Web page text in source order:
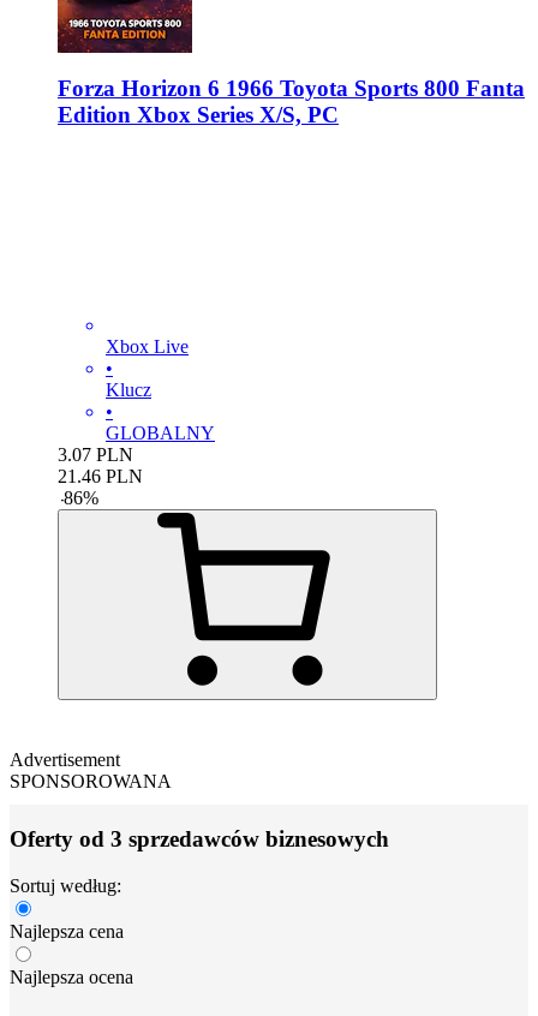
Forza Horizon 6 1966 Toyota Sports 800 Fanta
Edition Xbox Series X/S, PC
Xbox Live
•
Klucz
•
GLOBALNY
3.07 PLN
21.46 PLN
-86%
Advertisement
SPONSOROWANA
Oferty od 3 sprzedawców biznesowych
Sortuj według:
Najlepsza cena
Najlepsza ocena